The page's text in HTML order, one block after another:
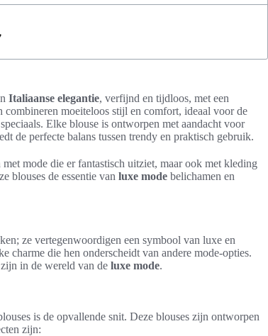
Italiaanse elegantie, verfijnd en tijdloos, met een
combineren moeiteloos stijl en comfort, ideaal voor de
Elke blouse is ontworpen met aandacht voor
de perfecte balans tussen trendy en praktisch gebruik.
mode die er fantastisch uitziet, maar ook met kleding
blouses de essentie van luxe mode belichamen en
ze vertegenwoordigen een symbool van luxe en
charme die hen onderscheidt van andere mode-opties.
in de wereld van de luxe mode.
is de opvallende snit. Deze blouses zijn ontworpen
zijn: